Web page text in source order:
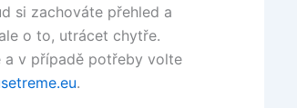
si zachováte přehled a
o to, utrácet chytře.
a v případě potřeby volte
.